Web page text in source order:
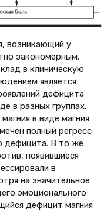
возникающий у
закономерным,
в клиническую
является
дефицита
в разных группах.
в виде магния
полный регресс
дефицита. В то же
появившиеся
в
на значительное
эмоционального
дефицит магния